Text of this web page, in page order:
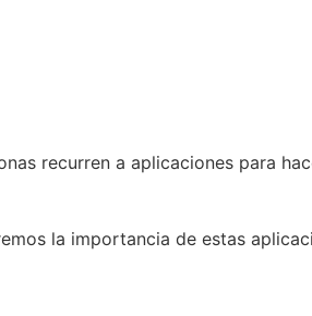
recurren a aplicaciones para
la importancia de estas